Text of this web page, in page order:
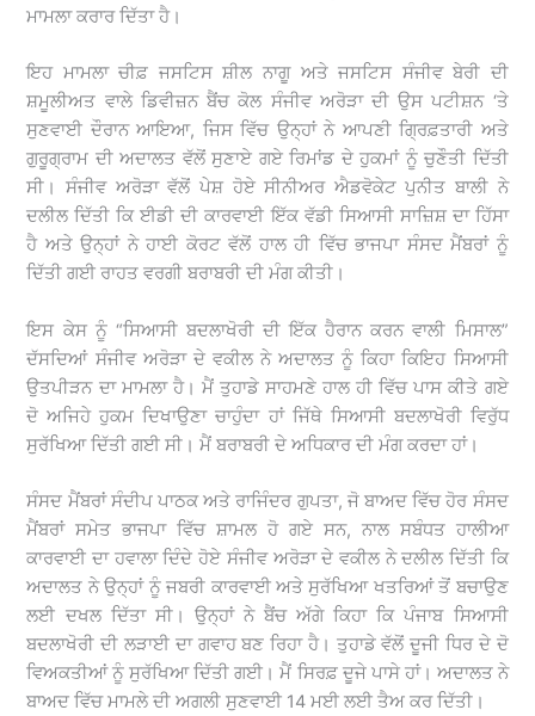
ਮਾਮਲਾ ਕਰਾਰ ਦਿੱਤਾ ਹੈ।
ਇਹ ਮਾਮਲਾ ਚੀਫ਼ ਜਸਟਿਸ ਸ਼ੀਲ ਨਾਗੂ ਅਤੇ ਜਸਟਿਸ ਸੰਜੀਵ ਬੇਰੀ ਦੀ
ਸ਼ਮੂਲੀਅਤ ਵਾਲੇ ਡਿਵੀਜ਼ਨ ਬੈਂਚ ਕੋਲ ਸੰਜੀਵ ਅਰੋੜਾ ਦੀ ਉਸ ਪਟੀਸ਼ਨ ‘ਤੇ
ਸੁਣਵਾਈ ਦੌਰਾਨ ਆਇਆ, ਜਿਸ ਵਿੱਚ ਉਨ੍ਹਾਂ ਨੇ ਆਪਣੀ ਗ੍ਰਿਫ਼ਤਾਰੀ ਅਤੇ
ਗੁਰੂਗ੍ਰਾਮ ਦੀ ਅਦਾਲਤ ਵੱਲੋਂ ਸੁਣਾਏ ਗਏ ਰਿਮਾਂਡ ਦੇ ਹੁਕਮਾਂ ਨੂੰ ਚੁਣੌਤੀ ਦਿੱਤੀ
ਸੀ। ਸੰਜੀਵ ਅਰੋੜਾ ਵੱਲੋਂ ਪੇਸ਼ ਹੋਏ ਸੀਨੀਅਰ ਐਡਵੋਕੇਟ ਪੁਨੀਤ ਬਾਲੀ ਨੇ
ਦਲੀਲ ਦਿੱਤੀ ਕਿ ਈਡੀ ਦੀ ਕਾਰਵਾਈ ਇੱਕ ਵੱਡੀ ਸਿਆਸੀ ਸਾਜ਼ਿਸ਼ ਦਾ ਹਿੱਸਾ
ਹੈ ਅਤੇ ਉਨ੍ਹਾਂ ਨੇ ਹਾਈ ਕੋਰਟ ਵੱਲੋਂ ਹਾਲ ਹੀ ਵਿੱਚ ਭਾਜਪਾ ਸੰਸਦ ਮੈਂਬਰਾਂ ਨੂੰ
ਦਿੱਤੀ ਗਈ ਰਾਹਤ ਵਰਗੀ ਬਰਾਬਰੀ ਦੀ ਮੰਗ ਕੀਤੀ।
ਇਸ ਕੇਸ ਨੂੰ “ਸਿਆਸੀ ਬਦਲਾਖੋਰੀ ਦੀ ਇੱਕ ਹੈਰਾਨ ਕਰਨ ਵਾਲੀ ਮਿਸਾਲ”
ਦੱਸਦਿਆਂ ਸੰਜੀਵ ਅਰੋੜਾ ਦੇ ਵਕੀਲ ਨੇ ਅਦਾਲਤ ਨੂੰ ਕਿਹਾ ਕਿਇਹ ਸਿਆਸੀ
ਉਤਪੀੜਨ ਦਾ ਮਾਮਲਾ ਹੈ। ਮੈਂ ਤੁਹਾਡੇ ਸਾਹਮਣੇ ਹਾਲ ਹੀ ਵਿੱਚ ਪਾਸ ਕੀਤੇ ਗਏ
ਦੋ ਅਜਿਹੇ ਹੁਕਮ ਦਿਖਾਉਣਾ ਚਾਹੁੰਦਾ ਹਾਂ ਜਿੱਥੇ ਸਿਆਸੀ ਬਦਲਾਖੋਰੀ ਵਿਰੁੱਧ
ਸੁਰੱਖਿਆ ਦਿੱਤੀ ਗਈ ਸੀ। ਮੈਂ ਬਰਾਬਰੀ ਦੇ ਅਧਿਕਾਰ ਦੀ ਮੰਗ ਕਰਦਾ ਹਾਂ।
ਸੰਸਦ ਮੈਂਬਰਾਂ ਸੰਦੀਪ ਪਾਠਕ ਅਤੇ ਰਾਜਿੰਦਰ ਗੁਪਤਾ, ਜੋ ਬਾਅਦ ਵਿੱਚ ਹੋਰ ਸੰਸਦ
ਮੈਂਬਰਾਂ ਸਮੇਤ ਭਾਜਪਾ ਵਿੱਚ ਸ਼ਾਮਲ ਹੋ ਗਏ ਸਨ, ਨਾਲ ਸਬੰਧਤ ਹਾਲੀਆ
ਕਾਰਵਾਈ ਦਾ ਹਵਾਲਾ ਦਿੰਦੇ ਹੋਏ ਸੰਜੀਵ ਅਰੋੜਾ ਦੇ ਵਕੀਲ ਨੇ ਦਲੀਲ ਦਿੱਤੀ ਕਿ
ਅਦਾਲਤ ਨੇ ਉਨ੍ਹਾਂ ਨੂੰ ਜਬਰੀ ਕਾਰਵਾਈ ਅਤੇ ਸੁਰੱਖਿਆ ਖਤਰਿਆਂ ਤੋਂ ਬਚਾਉਣ
ਲਈ ਦਖਲ ਦਿੱਤਾ ਸੀ। ਉਨ੍ਹਾਂ ਨੇ ਬੈਂਚ ਅੱਗੇ ਕਿਹਾ ਕਿ ਪੰਜਾਬ ਸਿਆਸੀ
ਬਦਲਾਖੋਰੀ ਦੀ ਲੜਾਈ ਦਾ ਗਵਾਹ ਬਣ ਰਿਹਾ ਹੈ। ਤੁਹਾਡੇ ਵੱਲੋਂ ਦੂਜੀ ਧਿਰ ਦੇ ਦੋ
ਵਿਅਕਤੀਆਂ ਨੂੰ ਸੁਰੱਖਿਆ ਦਿੱਤੀ ਗਈ। ਮੈਂ ਸਿਰਫ਼ ਦੂਜੇ ਪਾਸੇ ਹਾਂ। ਅਦਾਲਤ ਨੇ
ਬਾਅਦ ਵਿੱਚ ਮਾਮਲੇ ਦੀ ਅਗਲੀ ਸੁਣਵਾਈ 14 ਮਈ ਲਈ ਤੈਅ ਕਰ ਦਿੱਤੀ।